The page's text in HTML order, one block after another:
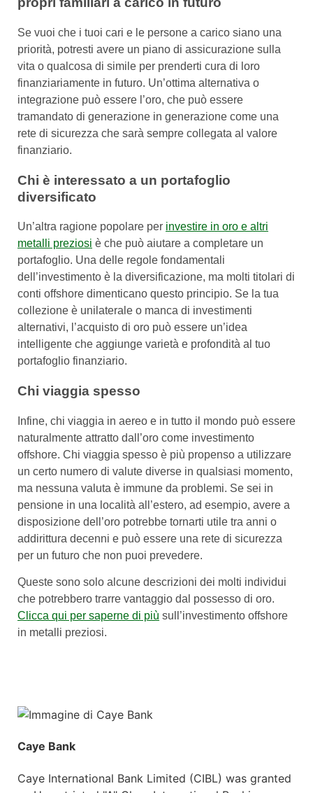
Se vuoi che i tuoi cari e le persone a carico siano una
priorità, potresti avere un piano di assicurazione sulla
vita o qualcosa di simile per prenderti cura di loro
finanziariamente in futuro. Un’ottima alternativa o
integrazione può essere l’oro, che può essere
tramandato di generazione in generazione come una
rete di sicurezza che sarà sempre collegata al valore
finanziario.
Chi è interessato a un portafoglio
diversificato
Un’altra ragione popolare per investire in oro e altri
metalli preziosi è che può aiutare a completare un
portafoglio. Una delle regole fondamentali
dell’investimento è la diversificazione, ma molti titolari di
conti offshore dimenticano questo principio. Se la tua
collezione è unilaterale o manca di investimenti
alternativi, l’acquisto di oro può essere un’idea
intelligente che aggiunge varietà e profondità al tuo
portafoglio finanziario.
Chi viaggia spesso
Infine, chi viaggia in aereo e in tutto il mondo può essere
naturalmente attratto dall’oro come investimento
offshore. Chi viaggia spesso è più propenso a utilizzare
un certo numero di valute diverse in qualsiasi momento,
ma nessuna valuta è immune da problemi. Se sei in
pensione in una località all’estero, ad esempio, avere a
disposizione dell’oro potrebbe tornarti utile tra anni o
addirittura decenni e può essere una rete di sicurezza
per un futuro che non puoi prevedere.
Queste sono solo alcune descrizioni dei molti individui
che potrebbero trarre vantaggio dal possesso di oro.
Clicca qui per saperne di più sull’investimento offshore
in metalli preziosi.
Caye Bank
Caye International Bank Limited (CIBL) was granted